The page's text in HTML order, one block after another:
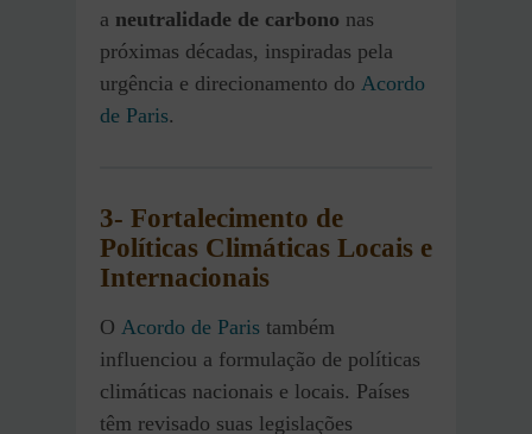
a neutralidade de carbono nas
próximas décadas, inspiradas pela
urgência e direcionamento do Acordo
de Paris.
3- Fortalecimento de
Políticas Climáticas Locais e
Internacionais
O Acordo de Paris também
influenciou a formulação de políticas
climáticas nacionais e locais. Países
têm revisado suas legislações